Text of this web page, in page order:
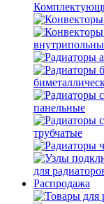
панельные
трубчатые
для
Распродажа